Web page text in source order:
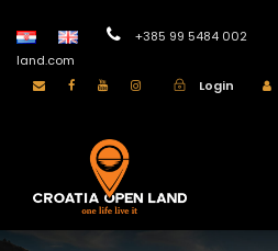
+385 99 5484 002
land.com
Login